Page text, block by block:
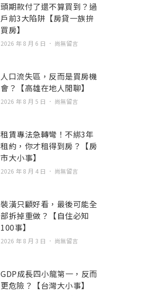
頭期款付了還不算買到？過
戶前3大陷阱【房貸一族拚
買房】
2026 年 8 月 6 日 尚無留言
人口流失區，反而是買房機
會？【高雄在地人閒聊】
2026 年 8 月 5 日 尚無留言
租賃專法急轉彎！不綁3年
租約，你才租得到房？【房
市大小事】
2026 年 8 月 4 日 尚無留言
裝潢只顧好看，最後可能全
部拆掉重做？【自住必知
100事】
2026 年 8 月 3 日 尚無留言
GDP成長四小龍第一，反而
更危險？【台灣大小事】